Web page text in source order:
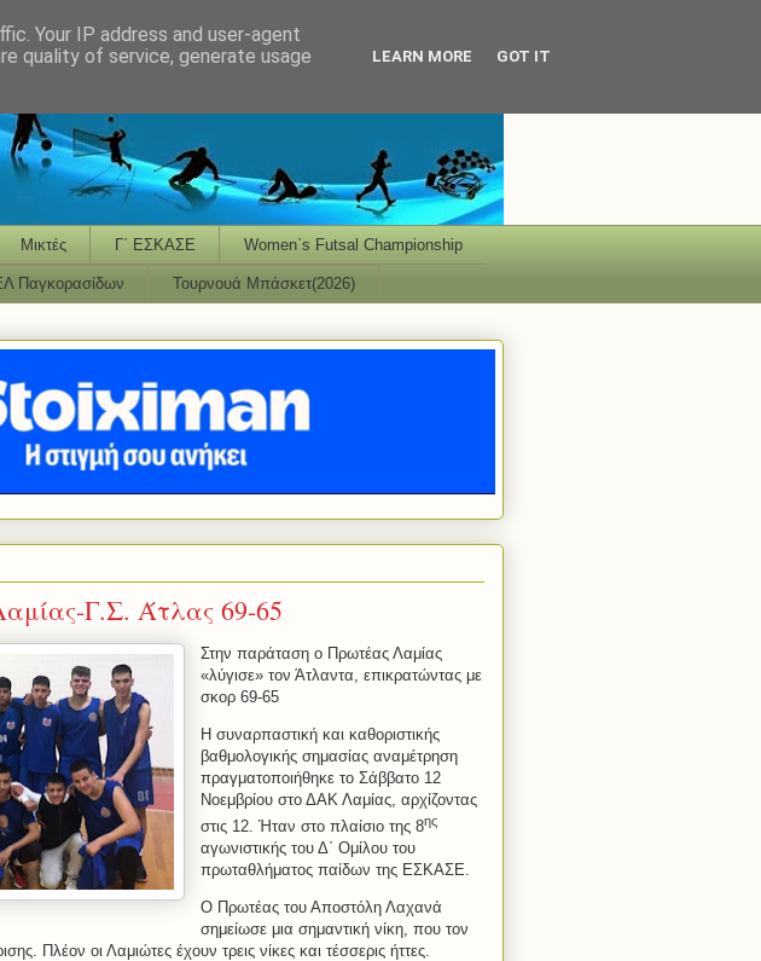
Μικτές Γ΄ ΕΣΚΑΣΕ Women΄s Futsal Championship
Παγκορασίδων Τουρνουά Μπάσκετ(2026)
Γ.Σ. Άτλας 69-65
Στην παράταση ο Πρωτέας Λαμίας
«λύγισε» τον Άτλαντα, επικρατώντας με
σκορ 69-65
Η συναρπαστική και καθοριστικής
βαθμολογικής σημασίας αναμέτρηση
πραγματοποιήθηκε το Σάββατο 12
Νοεμβρίου στο ΔΑΚ Λαμίας, αρχίζοντας
στις 12. Ήταν στο πλαίσιο της 8ης
αγωνιστικής του Δ΄ Ομίλου του
πρωταθλήματος παίδων της ΕΣΚΑΣΕ.
Ο Πρωτέας του Αποστόλη Λαχανά
σημείωσε μια σημαντική νίκη, που τον
Πλέον οι Λαμιώτες έχουν τρεις νίκες και τέσσερις ήττες.
Your IP address and user-agent
quality of service, generate usage
LEARN MORE GOT IT